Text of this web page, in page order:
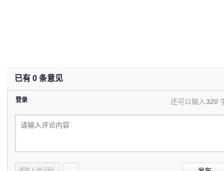
已有 0 条意见
登录 还可以输入320